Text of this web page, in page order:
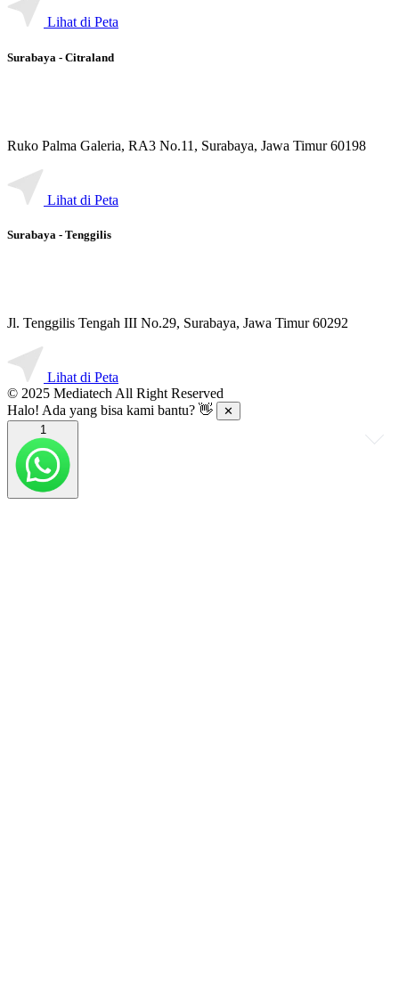
Lihat di Peta
Surabaya - Citraland
Ruko Palma Galeria, RA3 No.11, Surabaya, Jawa Timur 60198
Lihat di Peta
Surabaya - Tenggilis
Jl. Tenggilis Tengah III No.29, Surabaya, Jawa Timur 60292
Lihat di Peta
© 2025 Mediatech All Right Reserved
Halo! Ada yang bisa kami bantu? 👋
✕
1